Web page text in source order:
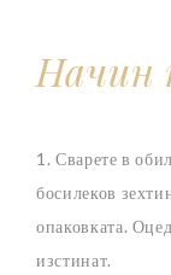
Начин
1. Сварете в
босилеков
опаковката.
изстинат.